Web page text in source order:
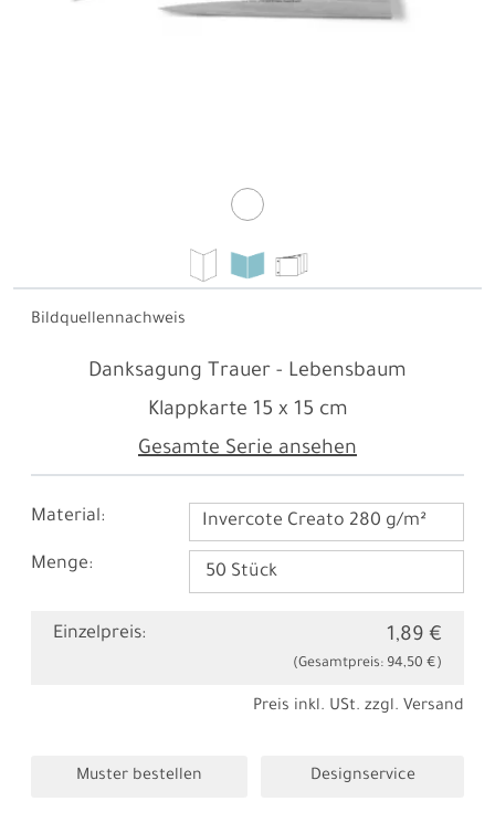
Bildquellennachweis
Danksagung Trauer - Lebensbaum
Gesamte Serie ansehen
Klappkarte 15 x 15 cm
Material: Invercote Creato 280 g/m²
Menge:
Einzelpreis: 1,89 €
(Gesamtpreis: 94,50 €)
Preis inkl. USt. zzgl. Versand
Muster bestellen Designservice